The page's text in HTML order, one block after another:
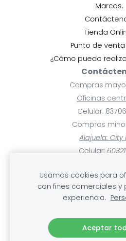
Marcas.
Tienda
Punto de venta
¿Cómo puedo
Compras
Oficinas
Celular:
Compras
Alajuela: City
Celular:
Pagos y
Mis
Cambios,
.Envío
Usamos cookies para
con fines comerciales y
experiencia.
Aceptar